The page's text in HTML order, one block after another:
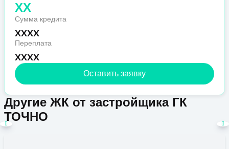
XX
Сумма кредита
XXXX
Переплата
XXXX
Оставить заявку
Другие ЖК от застройщика ГК
ТОЧНО